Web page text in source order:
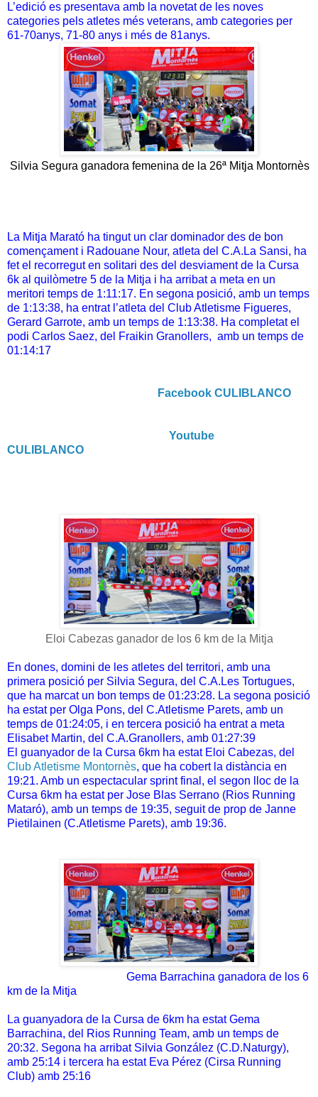
L’edició es presentava amb la novetat de les noves
categories pels atletes més veterans, amb categories per
61-70anys, 71-80 anys i més de 81anys.
Silvia Segura ganadora femenina de la 26ª Mitja Montornès
La Mitja Marató ha tingut un clar dominador des de bon
començament i Radouane Nour, atleta del C.A.La Sansi, ha
fet el recorregut en solitari des del desviament de la Cursa
6k al quilòmetre 5 de la Mitja i ha arribat a meta en un
meritori temps de 1:11:17. En segona posició, amb un temps
de 1:13:38, ha entrat l’atleta del Club Atletisme Figueres,
Gerard Garrote, amb un temps de 1:13:38. Ha completat el
podi Carlos Saez, del Fraikin Granollers, amb un temps de
01:14:17
Facebook CULIBLANCO
Youtube
CULIBLANCO
Eloi Cabezas ganador de los 6 km de la Mitja
En dones, domini de les atletes del territori, amb una
primera posició per Silvia Segura, del C.A.Les Tortugues,
que ha marcat un bon temps de 01:23:28. La segona posició
ha estat per Olga Pons, del C.Atletisme Parets, amb un
temps de 01:24:05, i en tercera posició ha entrat a meta
Elisabet Martin, del C.A.Granollers, amb 01:27:39
El guanyador de la Cursa 6km ha estat Eloi Cabezas, del
Club Atletisme Montornès, que ha cobert la distància en
19:21. Amb un espectacular sprint final, el segon lloc de la
Cursa 6km ha estat per Jose Blas Serrano (Rios Running
Mataró), amb un temps de 19:35, seguit de prop de Janne
Pietilainen (C.Atletisme Parets), amb 19:36.
Gema Barrachina ganadora de los 6
km de la Mitja
La guanyadora de la Cursa de 6km ha estat Gema
Barrachina, del Rios Running Team, amb un temps de
20:32. Segona ha arribat Silvia González (C.D.Naturgy),
amb 25:14 i tercera ha estat Eva Pérez (Cirsa Running
Club) amb 25:16